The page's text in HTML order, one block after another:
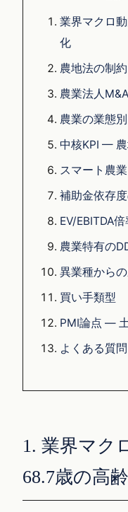
業界マクロ
化
農地法の制
農業法人
農業の業態
中核KPI —
スマート農
補助金依存
EV/EBITDA
農業特有の
異業種から
買い手類型
PMI論点 —
よくある質問
1. 業界マク
68.7歳の高